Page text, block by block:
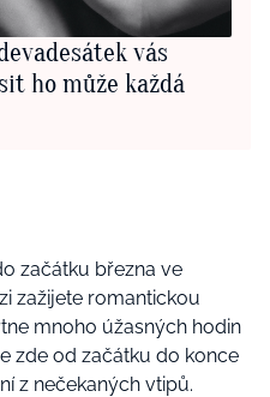
vás
ho může každá
začátku března ve
zažijete romantickou
mnoho úžasných hodin
zde od začátku do konce
z nečekaných vtipů.